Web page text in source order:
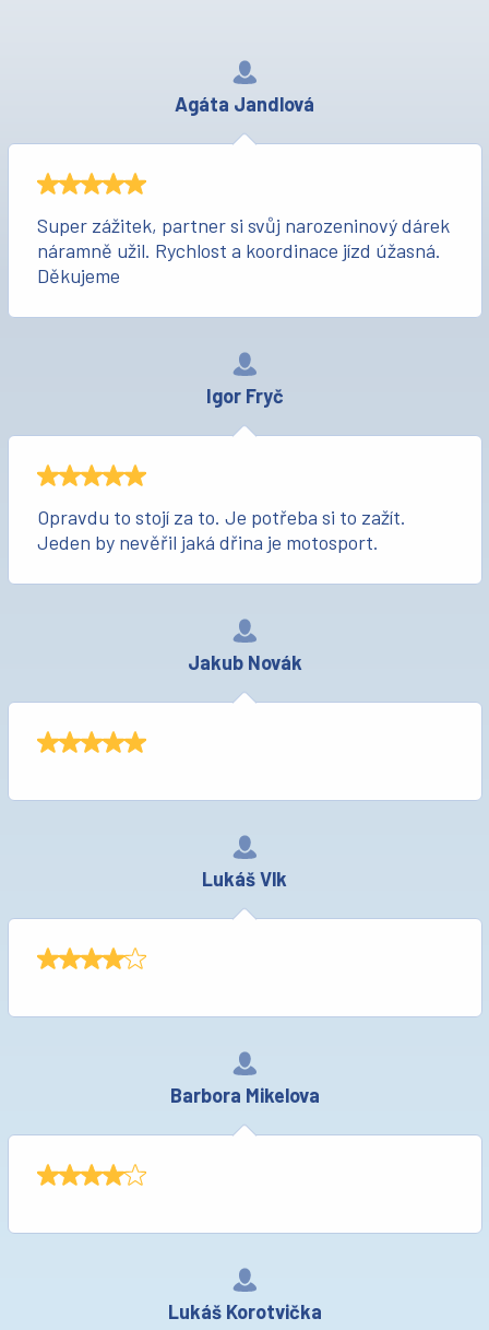
Agáta Jandlová
Super zážitek, partner si svůj narozeninový dárek
náramně užil. Rychlost a koordinace jízd úžasná.
Děkujeme
Igor Fryč
Opravdu to stojí za to. Je potřeba si to zažít.
Jeden by nevěřil jaká dřina je motosport.
Jakub Novák
Lukáš Vlk
Barbora Mikelova
Lukáš Korotvička